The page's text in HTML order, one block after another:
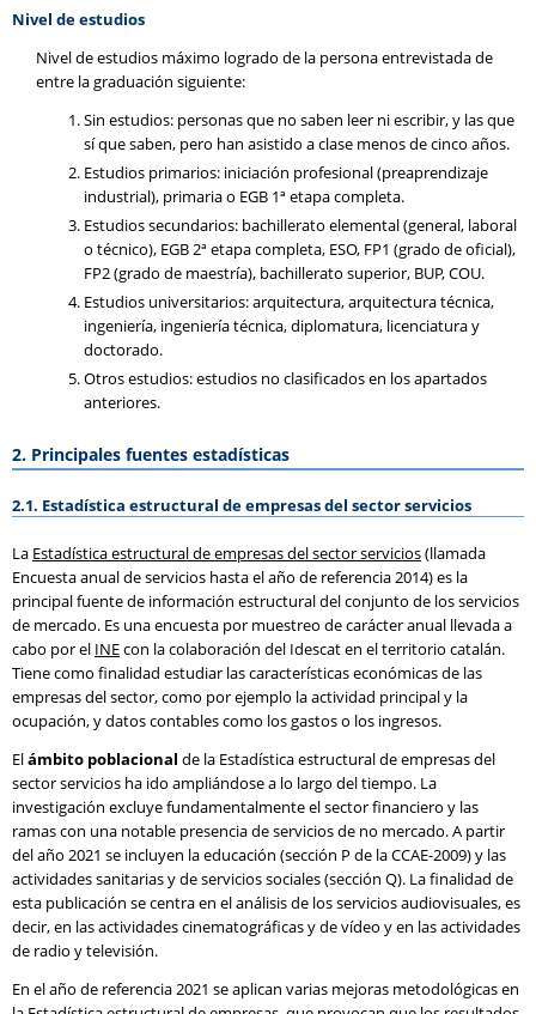
Nivel de estudios
Nivel de estudios máximo logrado de la persona entrevistada de
entre la graduación siguiente:
Sin estudios: personas que no saben leer ni escribir, y las que
sí que saben, pero han asistido a clase menos de cinco años.
Estudios primarios: iniciación profesional (preaprendizaje
industrial), primaria o EGB 1ª etapa completa.
Estudios secundarios: bachillerato elemental (general, laboral
o técnico), EGB 2ª etapa completa, ESO, FP1 (grado de oficial),
FP2 (grado de maestría), bachillerato superior, BUP, COU.
Estudios universitarios: arquitectura, arquitectura técnica,
ingeniería, ingeniería técnica, diplomatura, licenciatura y
doctorado.
Otros estudios: estudios no clasificados en los apartados
anteriores.
2. Principales fuentes estadísticas
2.1. Estadística estructural de empresas del sector servicios
La Estadística estructural de empresas del sector servicios(llamada
Encuesta anual de servicios hasta el año de referencia 2014) es la
principal fuente de información estructural del conjunto de los servicios
de mercado. Es una encuesta por muestreo de carácter anual llevada a
cabo por el INEcon la colaboración del Idescat en el territorio catalán.
Tiene como finalidad estudiar las características económicas de las
empresas del sector, como por ejemplo la actividad principal y la
ocupación, y datos contables como los gastos o los ingresos.
Elámbito poblacional de la Estadística estructural de empresas del
sector servicios ha ido ampliándose a lo largo del tiempo. La
investigación excluye fundamentalmente el sector financiero y las
ramas con una notable presencia de servicios de no mercado. A partir
del año 2021 se incluyen la educación (sección P de la CCAE-2009) y las
actividades sanitarias y de servicios sociales (sección Q). La finalidad de
esta publicación se centra en el análisis de los servicios audiovisuales, es
decir, en las actividades cinematográficas y de vídeo y en las actividades
de radio y televisión.
En el año de referencia 2021 se aplican varias mejoras metodológicas en